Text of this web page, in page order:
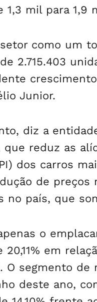
1,3 mil para
como um
2.715.403
Junior.
diz a
que reduz as
dos carros
de
no país, que
o
em
O segmento
deste ano,